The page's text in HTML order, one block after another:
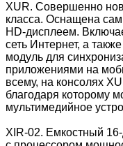
XUR. Совершенно
класса. Оснащена
HD-дисплеем.
сеть Интернет, а
модуль для
приложениями на
всему, на консолях
благодаря которому
мультимедийное
XIR-02. Емкостный